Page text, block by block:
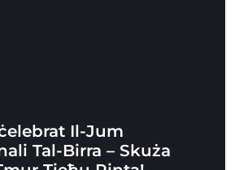
Il-Jum
Tal-Birra – Skuża